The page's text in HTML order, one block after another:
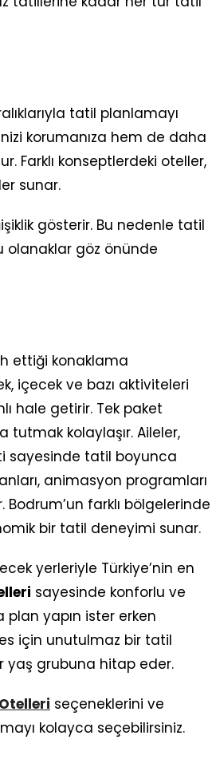
tatil planlamayı
korumanıza hem de daha
Farklı konseptlerdeki oteller,
sunar.
gösterir. Bu nedenle tatil
olanaklar göz önünde
ettiği konaklama
içecek ve bazı aktiviteleri
hale getirir. Tek paket
kolaylaşır. Aileler,
sayesinde tatil boyunca
animasyon programları
farklı bölgelerinde
bir tatil deneyimi sunar.
yerleriyle Türkiye’nin en
sayesinde konforlu ve
yapın ister erken
için unutulmaz bir tatil
yaş grubuna hitap eder.
seçeneklerini ve
kolayca seçebilirsiniz.